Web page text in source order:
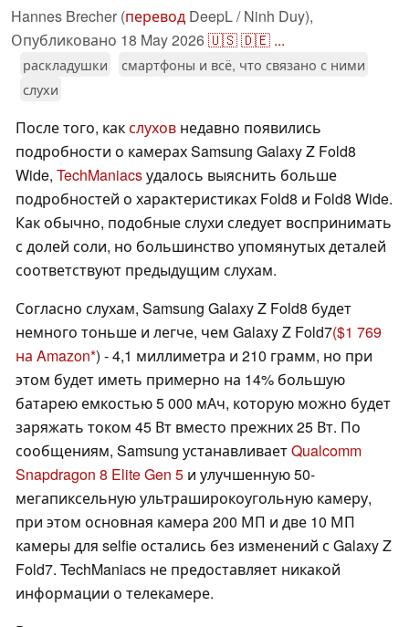
Hannes Brecher (перевод DeepL / Ninh Duy),
Опубликовано 18 May 2026🇺🇸🇩🇪 ...
раскладушки
смартфоны и всё, что связано с ними
слухи
После того, какслухов недавно появились
подробности о камерах Samsung Galaxy Z Fold8
Wide, TechManiacsудалось выяснить больше
подробностей о характеристиках Fold8 и Fold8 Wide.
Как обычно, подобные слухи следует воспринимать
с долей соли, но большинство упомянутых деталей
соответствуют предыдущим слухам.
Согласно слухам, Samsung Galaxy Z Fold8 будет
немного тоньше и легче, чем Galaxy Z Fold7($1 769
на Amazon ) - 4,1 миллиметра и 210 грамм, но при
этом будет иметь примерно на 14% большую
батарею емкостью 5 000 мАч, которую можно будет
заряжать током 45 Вт вместо прежних 25 Вт. По
сообщениям, Samsung устанавливаетQualcomm
Snapdragon 8 Elite Gen 5 и улучшенную 50-
мегапиксельную ультраширокоугольную камеру,
при этом основная камера 200 МП и две 10 МП
камеры для selfie остались без изменений с Galaxy Z
Fold7. TechManiacs не предоставляет никакой
информации о телекамере.